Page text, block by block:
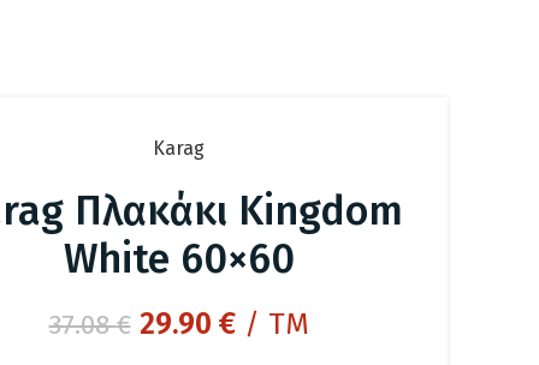
Karag
Πλακάκι Kingdom
White 60×60
37.08€ Original
29.90 €Η
/ TM